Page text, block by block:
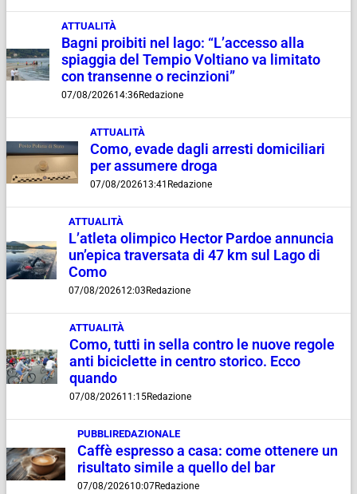
ATTUALITÀ
Bagni proibiti nel lago: “L’accesso alla
spiaggia del Tempio Voltiano va limitato
con transenne o recinzioni”
07/08/202614:36Redazione
ATTUALITÀ
Como, evade dagli arresti domiciliari
per assumere droga
07/08/202613:41 Redazione
ATTUALITÀ
L’atleta olimpico Hector Pardoe annuncia
un’epica traversata di 47 km sul Lago di
Como
07/08/202612:03 Redazione
ATTUALITÀ
Como, tutti in sella contro le nuove regole
anti biciclette in centro storico. Ecco
quando
07/08/202611:15Redazione
PUBBLIREDAZIONALE
Caffè espresso a casa: come ottenere un
risultato simile a quello del bar
07/08/202610:07Redazione